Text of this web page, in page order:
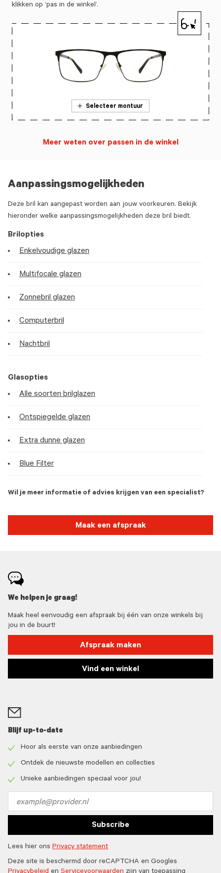
Aanpassingsmogelijkheden
Deze bril kan aangepast worden aan jouw voorkeuren. Bekijk
hieronder welke aanpassingsmogelijkheden deze bril biedt.
Brilopties
Enkelvoudige glazen
Multifocale glazen
Zonnebril glazen
Computerbril
Nachtbril
Glasopties
Alle soorten brilglazen
Ontspiegelde glazen
Extra dunne glazen
Blue Filter
Wil je meer informatie of advies krijgen van een specialist?
Maak een afspraak
klikken op ‘pas in de winkel’.
Selecteer montuur
Meer weten over passen in de winkel
We helpen je graag!
Maak heel eenvoudig een afspraak bij één van onze winkels bij
jou in de buurt!
Afspraak maken
Vind een winkel
Blijf up-to-date
icon
Hoor als eerste van onze aanbiedingen
icon
Ontdek de nieuwste modellen en collecties
Unieke aanbiedingen speciaal voor jou!
address
Subscribe
Lees hier ons Privacy statement
Deze site is beschermd door reCAPTCHA en Googles